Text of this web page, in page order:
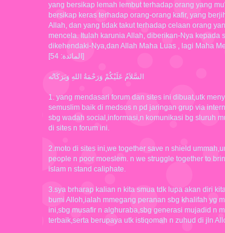
yang bersikap lemah lembut terhadap orang yang
bersikap keras terhadap orang-orang kafir, yang
Allah, dan yang tidak takut terhadap celaan orang
mencela. Itulah karunia Allah, diberikan-Nya kepada
dikehendaki-Nya,dan Allah Maha Luas , lagi Maha
[المائدة: 54]
السَّلاَمُ عَلَيْكُمْ وَرَحْمَةُ اللهِ وَبَرَكَاتُه
1. yang mendasari forum dan sites ini dibuat,utk
semuslim baik di medsos n pd jaringan grup via
sbg wadah social,informasi,n komunikasi bg sluruh
di sites n forum ini.
2.moto di sites ini,we together save n shield
people n poor moeslem. n we struggle together to
islam n stand caliphate.
3.sya brharap kalian n kita smua tdk lupa akan diri
bumi Alloh,ialah mmegang peranan sbg khalifah yg
ini,sbg musafir n alghuraba,sbg generasi mujadid n
terbaik,serta berupaya utk istiqomah n zuhud di jln